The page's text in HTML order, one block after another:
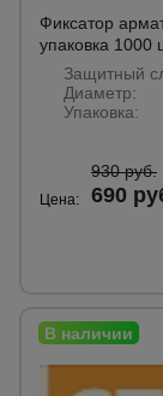
Фиксатор
упаковка 1000
Защитный
Диаметр:
Упаковка:
Цена:
930 руб.
690